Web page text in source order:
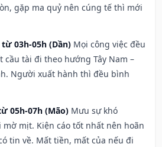
gặp ma quỷ nên cúng tế thì mới
03h-05h (Dần) Mọi công việc đều
tài đi theo hướng Tây Nam –
Người xuất hành thì đều bình
05h-07h (Mão) Mưu sự khó
mịt. Kiện cáo tốt nhất nên hoãn
tin về. Mất tiền, mất của nếu đi